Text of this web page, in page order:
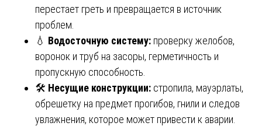
перестает греть и превращается в источник
проблем.
💧 Водосточную систему: проверку желобов,
воронок и труб на засоры, герметичность и
пропускную способность.
🛠️ Несущие конструкции: стропила, мауэрлаты,
обрешетку на предмет прогибов, гнили и следов
увлажнения, которое может привести к аварии.